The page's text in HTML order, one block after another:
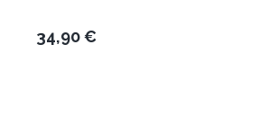
34,90 €